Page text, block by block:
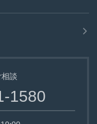
談
1580